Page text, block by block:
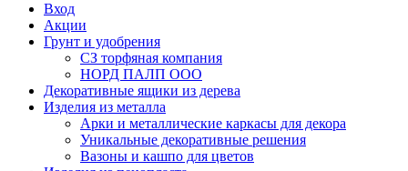
Вход
Акции
Грунт и удобрения
СЗ торфяная компания
НОРД ПАЛП ООО
Декоративные ящики из дерева
Изделия из металла
Арки и металлические каркасы для декора
Уникальные декоративные решения
Вазоны и кашпо для цветов